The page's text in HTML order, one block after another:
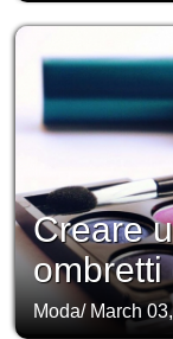
Creare
Moda/ March